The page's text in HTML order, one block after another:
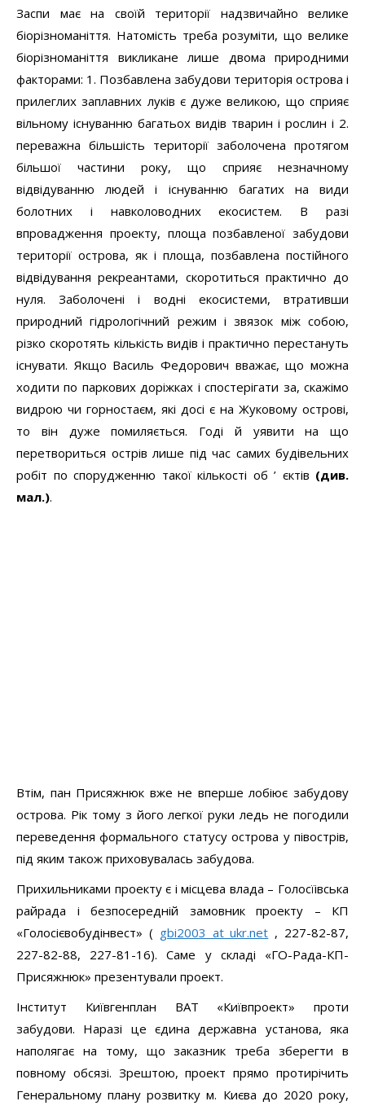
Заспи має на своїй території надзвичайно велике
біорізноманіття. Натомість треба розуміти, що велике
біорізноманіття викликане лише двома природними
факторами: 1. Позбавлена забудови територія острова і
прилеглих заплавних луків є дуже великою, що сприяє
вільному існуванню багатьох видів тварин і рослин і 2.
переважна більшість території заболочена протягом
більшої частини року, що сприяє незначному
відвідуванню людей і існуванню багатих на види
болотних і навколоводних екосистем. В разі
впровадження проекту, площа позбавленої забудови
території острова, як і площа, позбавлена постійного
відвідування рекреантами, скоротиться практично до
нуля. Заболочені і водні екосистеми, втративши
природний гідрологічний режим і звязок між собою,
різко скоротять кількість видів і практично перестануть
існувати. Якщо Василь Федорович вважає, що можна
ходити по паркових доріжках і спостерігати за, скажімо
видрою чи горностаєм, які досі є на Жуковому острові,
то він дуже помиляється. Годі й уявити на що
перетвориться острів лише під час самих будівельних
робіт по спорудженню такої кількості об ’ єктів (див.
мал.).
забудови. Наразі це єдина державна установа, яка
наполягає на тому, що заказник треба зберегти в
повному обсязі. Зрештою, проект прямо протирічить
Генеральному плану розвитку м. Києва до 2020 року,
згідно з яким територія зберігає непорушний статус
заказника і перебуває в режимі лугопарку. Жодної нової
споруди на території заказника Генплан не припускає.
В ролі противника ДПТ виступив під час містобудівної
ради начальник «Київдержекспертизи» Анатолій
Кармінський.
Позицію противника ДПТ зайняли також ДКП «Плесо» і
Державне управління екології та природних ресурсів у
м. Києві, яке втім, в минулому було помічене на
погодженні деяких землевідведень на теритторії